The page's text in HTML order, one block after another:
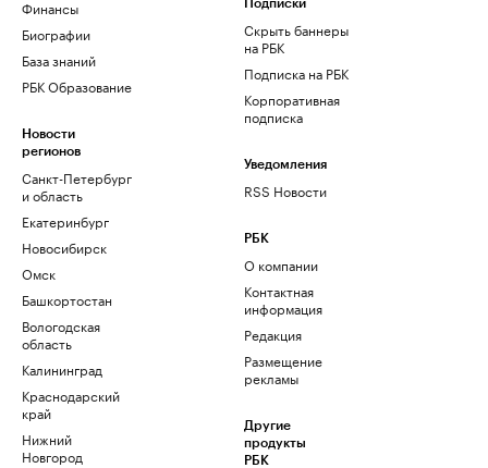
Финансы
Биографии
База знаний
РБК Образование
Новости
регионов
Санкт-Петербург
и область
Екатеринбург
Новосибирск
Омск
Башкортостан
Вологодская
область
Калининград
Краснодарский
край
Нижний
Новгород
Подписки
Скрыть баннеры
на РБК
Подписка на РБК
Корпоративная
подписка
Уведомления
RSS Новости
РБК
О компании
Контактная
информация
Редакция
Размещение
рекламы
Другие
продукты
РБК